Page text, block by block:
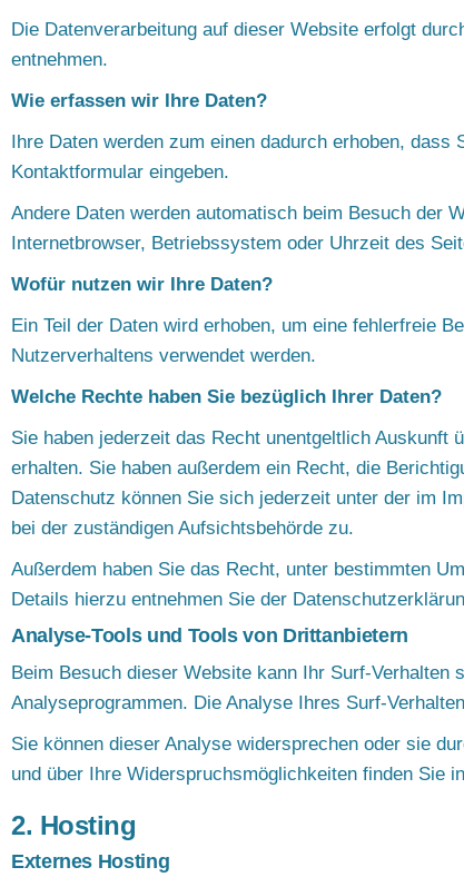
Die Datenverarbeitung auf dieser Website erfolgt
entnehmen.
Wie erfassen wir Ihre Daten?
Ihre Daten werden zum einen dadurch erhoben,
Kontaktformular eingeben.
Andere Daten werden automatisch beim Besuch der
Internetbrowser, Betriebssystem oder Uhrzeit des
Wofür nutzen wir Ihre Daten?
Ein Teil der Daten wird erhoben, um eine fehlerfreie
Nutzerverhaltens verwendet werden.
Welche Rechte haben Sie bezüglich Ihrer Daten?
Sie haben jederzeit das Recht unentgeltlich Auskunft
erhalten. Sie haben außerdem ein Recht, die
Datenschutz können Sie sich jederzeit unter der im
bei der zuständigen Aufsichtsbehörde zu.
Außerdem haben Sie das Recht, unter bestimmten
Details hierzu entnehmen Sie der
Analyse-Tools und Tools von Drittanbietern
Beim Besuch dieser Website kann Ihr Surf-
Analyseprogrammen. Die Analyse Ihres Surf-
Sie können dieser Analyse widersprechen oder sie
und über Ihre Widerspruchsmöglichkeiten finden Sie
2. Hosting
Externes Hosting